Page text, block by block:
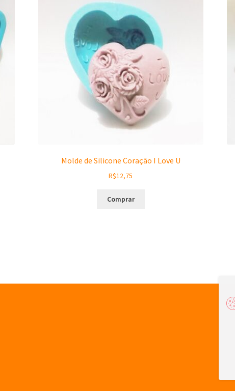
Molde de Silicone Coração I Love U
R$12,75
Comprar